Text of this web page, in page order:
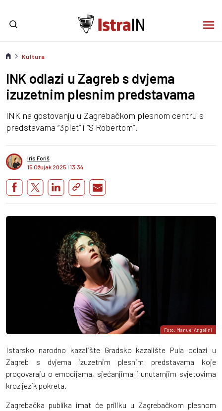
Kultura
INK odlazi u Zagreb s dvjema
izuzetnim plesnim predstavama
INK na gostovanju u Zagrebačkom plesnom centru s
predstavama “3plet” i “S Robertom”.
Iris Foriš
15 Ožujak 2025 I 13:34
Foto: Manuel Angelini
Istarsko narodno kazalište Gradsko kazalište Pula odlazi u
Zagreb s dvjema izuzetnim plesnim predstavama koje
progovaraju o emocijama, sjećanjima i unutarnjim svjetovima
kroz jezik pokreta.
Zagrebačka publika imat će priliku u Zagrebačkom plesnom